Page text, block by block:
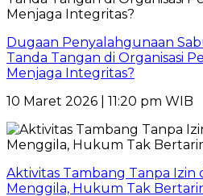
Dugaan Penyalahgunaan
Tanda Tangan di Organisasi
Menjaga Integritas?
10 Maret 2026 | 11:20 pm WIB
Aktivitas Tambang Tanpa Izin
Menggila, Hukum Tak